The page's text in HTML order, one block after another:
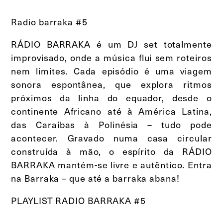
Radio barraka #5
RÁDIO BARRAKA é um DJ set totalmente
improvisado, onde a música flui sem roteiros
nem limites. Cada episódio é uma viagem
sonora espontânea, que explora ritmos
próximos da linha do equador, desde o
continente Africano até à América Latina,
das Caraíbas à Polinésia – tudo pode
acontecer. Gravado numa casa circular
construída à mão, o espírito da RÁDIO
BARRAKA mantém-se livre e autêntico. Entra
na Barraka – que até a barraka abana!
PLAYLIST RADIO BARRAKA #5